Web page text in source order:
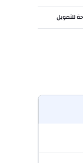
للتمويل